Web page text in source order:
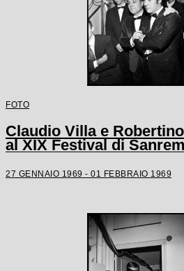
FOTO
Claudio Villa e
al XIX Festival di
27 GENNAIO 1969 - 01 FEBBRAIO 1969